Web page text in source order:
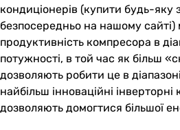
кондиціонерів (купити будь-яку
безпосередньо на нашому
продуктивність компресора в
потужності, в той час як більш
дозволяють робити це в
найбільш інноваційні
дозволяють домогтися більшої